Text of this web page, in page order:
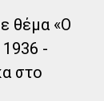
θέμα «Ο
-
στο